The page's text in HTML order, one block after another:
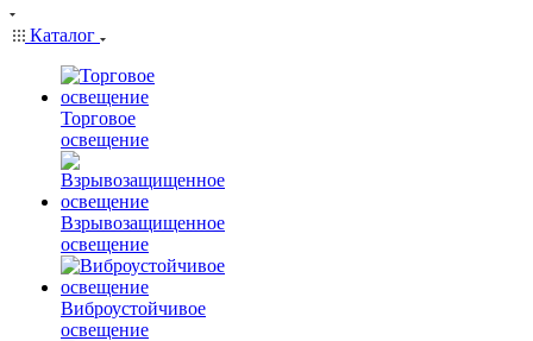
Каталог
Торговое
освещение
Взрывозащищенное
освещение
Виброустойчивое
освещение